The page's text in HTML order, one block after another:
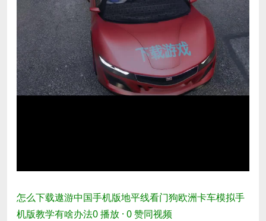
怎么下载遨游中国手机版地平线看门狗欧洲卡车模拟手
机版教学有啥办法0 播放 · 0 赞同视频